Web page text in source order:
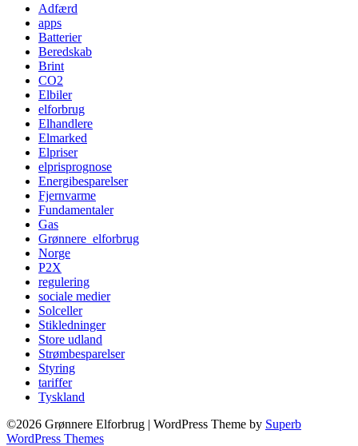
Adfærd
apps
Batterier
Beredskab
Brint
CO2
Elbiler
elforbrug
Elhandlere
Elmarked
Elpriser
elprisprognose
Energibesparelser
Fjernvarme
Fundamentaler
Gas
Grønnere_elforbrug
Norge
P2X
regulering
sociale medier
Solceller
Stikledninger
Store udland
Strømbesparelser
Styring
tariffer
Tyskland
©2026 Grønnere Elforbrug | WordPress Theme by Superb
WordPress Themes